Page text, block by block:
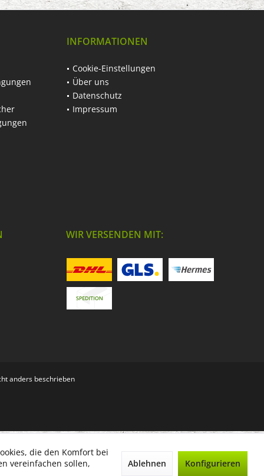
INFORMATIONEN
Cookie-Einstellungen
Über uns
Datenschutz
Impressum
WIR VERSENDEN MIT:
anders beschrieben
die den Komfort bei
vereinfachen sollen,
Ablehnen Konfigurieren